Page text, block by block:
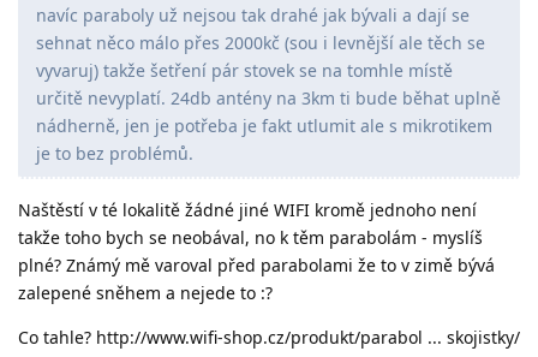
navíc paraboly už nejsou tak drahé jak bývali a dají se
sehnat něco málo přes 2000kč (sou i levnější ale těch se
vyvaruj) takže šetření pár stovek se na tomhle místě
určitě nevyplatí. 24db antény na 3km ti bude běhat uplně
nádherně, jen je potřeba je fakt utlumit ale s mikrotikem
je to bez problémů.
Naštěstí v té lokalitě žádné jiné WIFI kromě jednoho není
takže toho bych se neobával, no k těm parabolám - myslíš
plné? Známý mě varoval před parabolami že to v zimě bývá
zalepené sněhem a nejede to :?
Co tahle? http://www.wifi-shop.cz/produkt/parabol ... skojistky/